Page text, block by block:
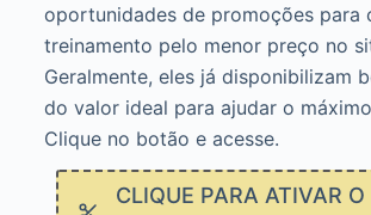
oportunidades de promoções para
treinamento pelo menor preço no
Geralmente, eles já disponibilizam
do valor ideal para ajudar o
Clique no botão e acesse.
CLIQUE PARA ATIVAR